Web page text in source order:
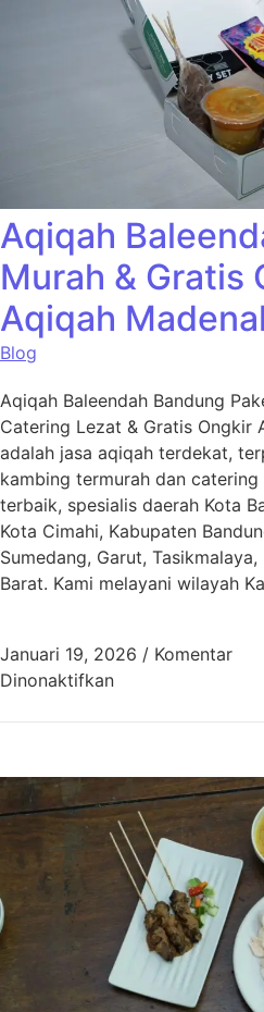
Aqiqah
Murah & Gratis
Aqiqah
Blog
Aqiqah Baleendah Bandung
Catering Lezat & Gratis Ongkir
adalah jasa aqiqah terdekat,
kambing termurah dan
terbaik, spesialis daerah Kota
Kota Cimahi, Kabupaten
Sumedang, Garut,
Barat. Kami melayani wilayah
Januari 19, 2026 / Komentar
Dinonaktifkanpada Aqiqah